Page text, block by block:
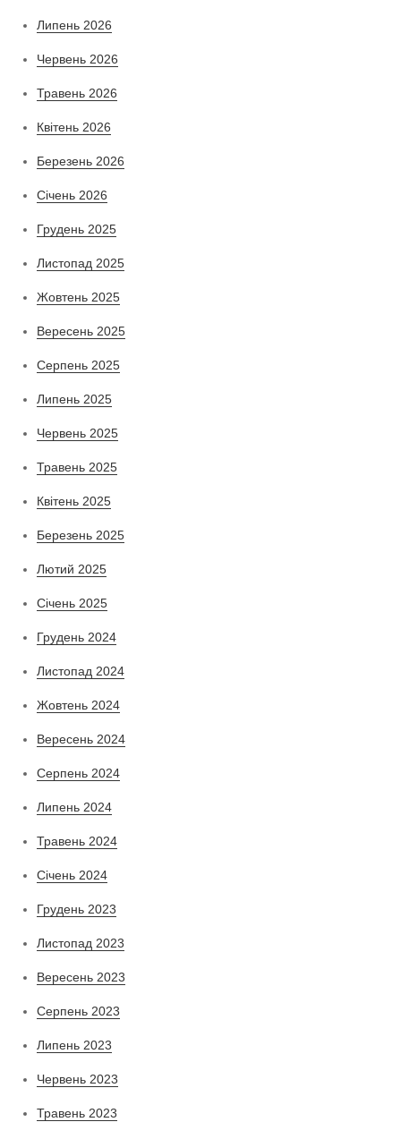
Липень 2026
Червень 2026
Травень 2026
Квітень 2026
Березень 2026
Січень 2026
Грудень 2025
Листопад 2025
Жовтень 2025
Вересень 2025
Серпень 2025
Липень 2025
Червень 2025
Травень 2025
Квітень 2025
Березень 2025
Лютий 2025
Січень 2025
Грудень 2024
Листопад 2024
Жовтень 2024
Вересень 2024
Серпень 2024
Липень 2024
Травень 2024
Січень 2024
Грудень 2023
Листопад 2023
Вересень 2023
Серпень 2023
Липень 2023
Червень 2023
Травень 2023